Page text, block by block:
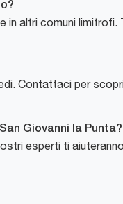
in altri comuni limitrofi.
Contattaci per
Giovanni la Punta?
esperti ti